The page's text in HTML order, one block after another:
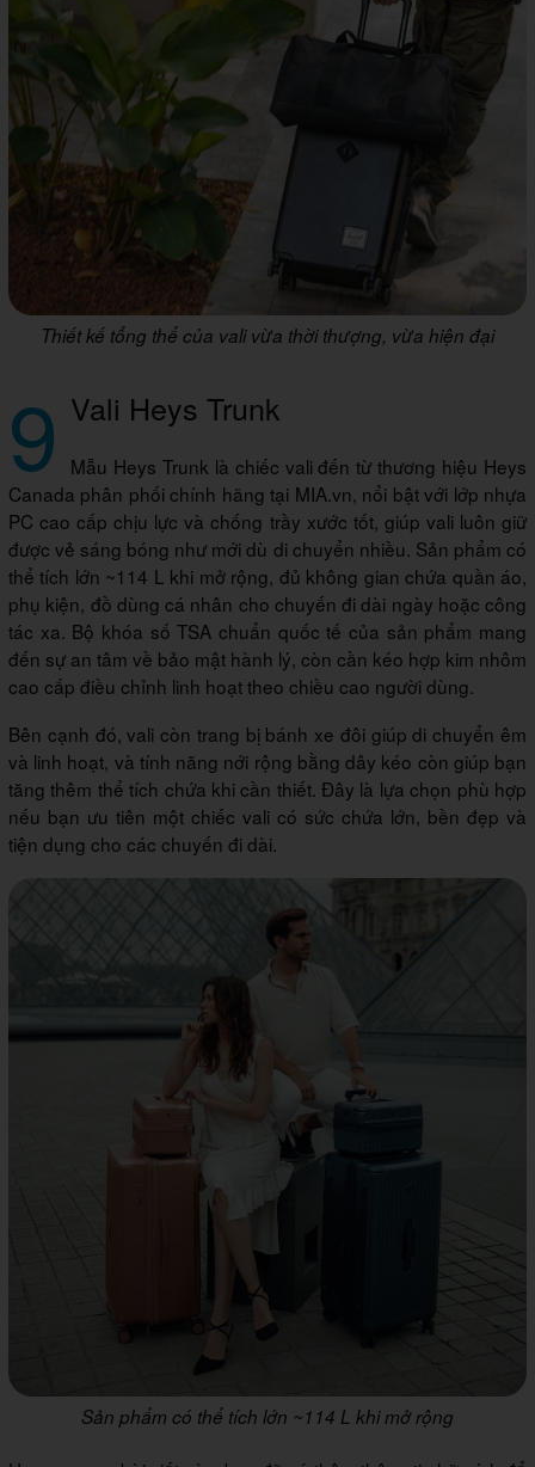
Thiết kế tổng thể của vali vừa thời thượng, vừa hiện đại
9 Vali Heys Trunk
Mẫu Heys Trunk là chiếc vali đến từ thương hiệu Heys
Canada phân phối chính hãng tại MIA.vn, nổi bật với lớp nhựa
PC cao cấp chịu lực và chống trầy xước tốt, giúp vali luôn giữ
được vẻ sáng bóng như mới dù di chuyển nhiều. Sản phẩm có
thể tích lớn ~114 L khi mở rộng, đủ không gian chứa quần áo,
phụ kiện, đồ dùng cá nhân cho chuyến đi dài ngày hoặc công
tác xa. Bộ khóa số TSA chuẩn quốc tế của sản phẩm mang
đến sự an tâm về bảo mật hành lý, còn cần kéo hợp kim nhôm
cao cấp điều chỉnh linh hoạt theo chiều cao người dùng.
Bên cạnh đó, vali còn trang bị bánh xe đôi giúp di chuyển êm
và linh hoạt, và tính năng nới rộng bằng dây kéo còn giúp bạn
tăng thêm thể tích chứa khi cần thiết. Đây là lựa chọn phù hợp
nếu bạn ưu tiên một chiếc vali có sức chứa lớn, bền đẹp và
tiện dụng cho các chuyến đi dài.
Sản phẩm có thể tích lớn ~114 L khi mở rộng